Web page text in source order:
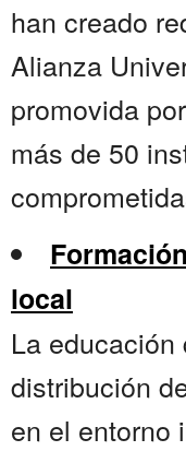
han creado
Alianza
promovida
más de 50
local
La
distribución
en el entorno